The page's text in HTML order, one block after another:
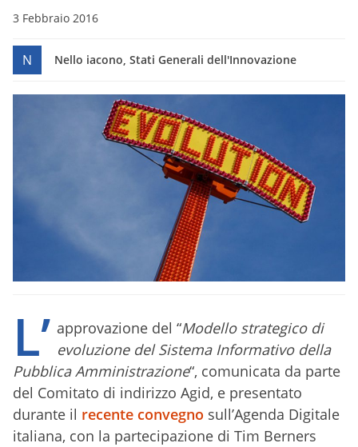
3 Febbraio 2016
N Nello iacono, Stati Generali dell'Innovazione
L’ approvazione del “Modello strategico di
evoluzione del Sistema Informativo della
Pubblica Amministrazione“, comunicata da parte
del Comitato di indirizzo Agid, e presentato
durante il recente convegno sull’Agenda Digitale
italiana, con la partecipazione di Tim Berners